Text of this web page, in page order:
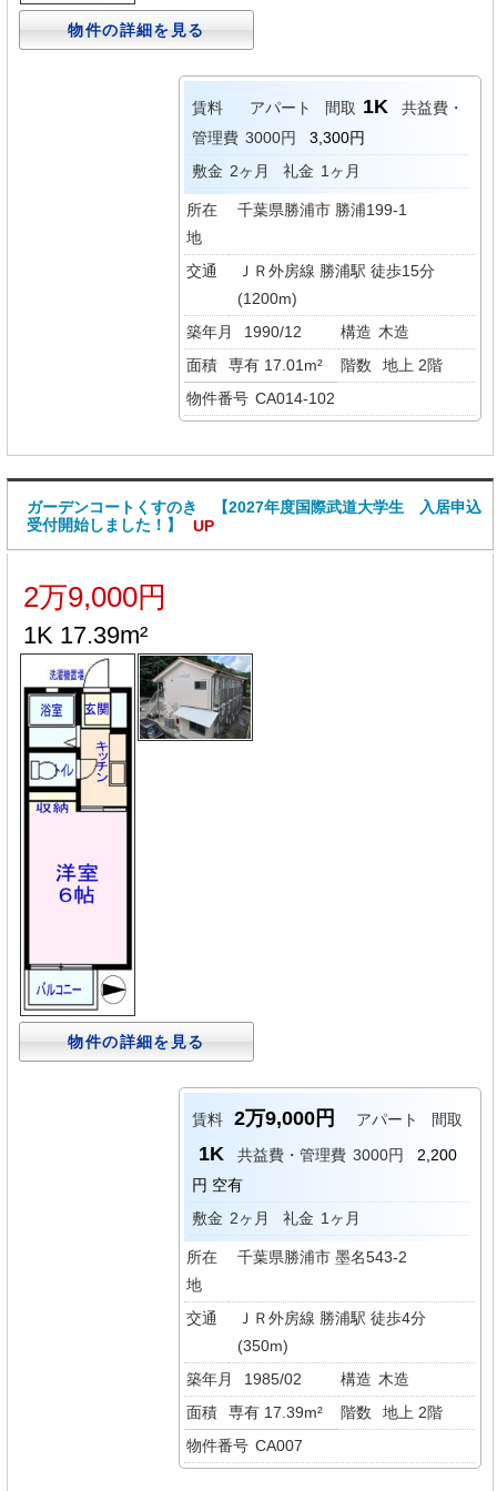
物件の詳細を見る
賃料 アパート 間取 1K
共益費・
管理費 3000円
3,300円
敷金 2ヶ月 礼金 1ヶ月
所在
地
千葉県勝浦市 勝浦199-1
交通
ＪＲ外房線 勝浦駅 徒歩15分
(1200m)
築年月
1990/12 構造 木造
面積
専有 17.01m² 階数
地上 2階
物件番号 CA014-102
ガーデンコートくすのき 【2027年度国際武道大学生 入居申込
受付開始しました！】
UP
2万9,000円
1K 17.39m²
物件の詳細を見る
賃料 2万9,000円 アパート 間取
1K 共益費・管理費 3000円
2,200
円 空有
敷金 2ヶ月 礼金 1ヶ月
所在
地
千葉県勝浦市 墨名543-2
交通
ＪＲ外房線 勝浦駅 徒歩4分
(350m)
築年月
1985/02 構造 木造
面積
専有 17.39m² 階数
地上 2階
物件番号 CA007